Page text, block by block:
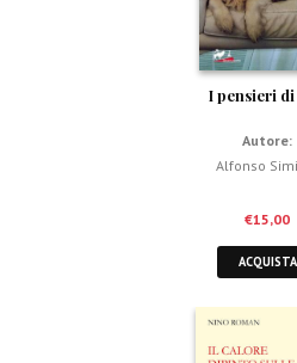
I pensieri di
Autore:
Alfonso
€15,00
ACQUISTA